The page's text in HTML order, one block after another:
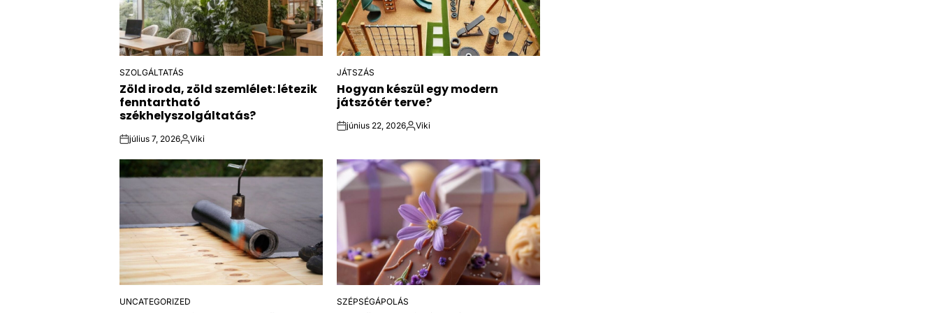
POSTED
IN
SZOLGÁLTATÁS
Zöld iroda, zöld szemlélet: létezik
fenntartható
székhelyszolgáltatás?
onjúlius 7, 2026Posted
Viki
POSTED
IN
JÁTSZÁS
Hogyan készül egy modern
játszótér terve?
onjúnius 22, 2026Posted
Viki
POSTED
UNCATEGORIZED POSTED
SZÉPSÉGÁPOLÁS